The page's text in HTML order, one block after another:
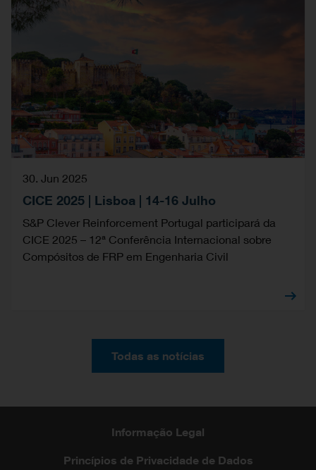
30. Jun 2025
CICE 2025 | Lisboa | 14-16 Julho
S&P Clever Reinforcement Portugal participará da
CICE 2025 – 12ª Conferência Internacional sobre
Compósitos de FRP em Engenharia Civil
Todas as notícias
Informação Legal
Princípios de Privacidade de Dados